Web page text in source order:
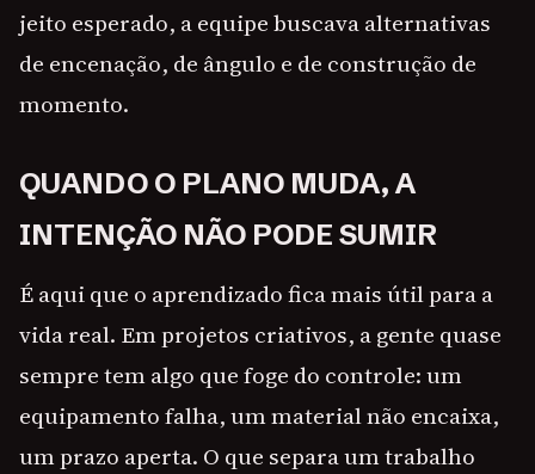
jeito esperado, a equipe buscava alternativas
de encenação, de ângulo e de construção de
momento.
QUANDO O PLANO MUDA, A
INTENÇÃO NÃO PODE SUMIR
É aqui que o aprendizado fica mais útil para a
vida real. Em projetos criativos, a gente quase
sempre tem algo que foge do controle: um
equipamento falha, um material não encaixa,
um prazo aperta. O que separa um trabalho